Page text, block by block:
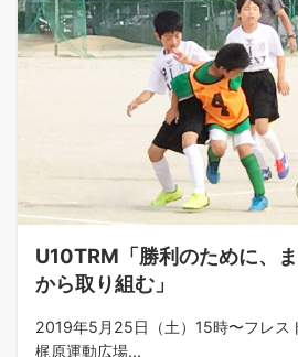
U10TRM「勝利のために、
から取り組む」
2019年5月25日（土）15時〜フレス
梶原運動広場...